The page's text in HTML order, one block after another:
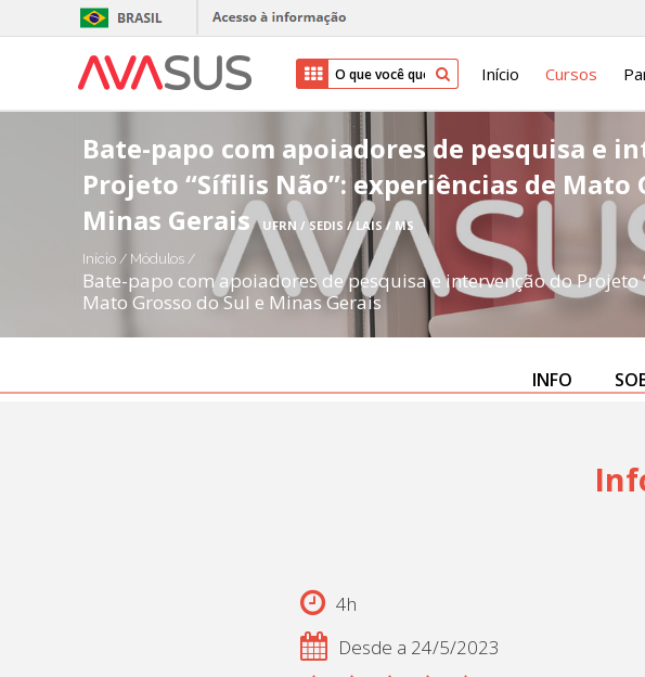
Início Cursos
Bate-papo com apoiadores de pesquisa e
Projeto “Sífilis Não”: experiências de Mato
Minas Gerais UFRN / SEDIS / LAIS / MS
Início / Módulos/
Bate-papo com apoiadores de pesquisa e intervenção do Projeto
Mato Grosso do Sul e Minas Gerais
INFO
4h
Desde a 24/5/2023